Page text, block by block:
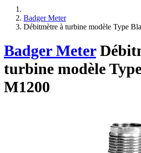
Badger Meter
Débitmètre à turbine modèle Type
Badger Meter
turbine modèle
M1200